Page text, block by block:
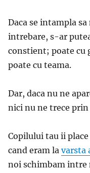
Daca se intampla
intrebare, s-ar
constient; poate cu
poate cu teama.
Dar, daca nu ne
nici nu ne trece prin
Copilului tau ii
cand eram la varsta
noi schimbam